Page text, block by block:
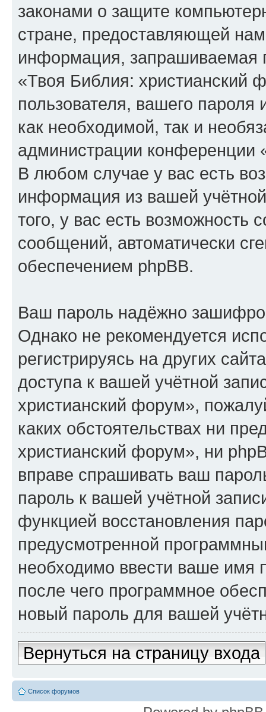
законами о защите
стране, предоставляющей
информация, запрашиваемая
«Твоя Библия: христианский
пользователя, вашего
как необходимой, так и
администрации конференции
В любом случае у вас есть
информация из вашей
того, у вас есть возможность
сообщений, автоматически
обеспечением phpBB.
Ваш пароль надёжно
Однако не рекомендуется
регистрируясь на других
доступа к вашей учётной
христианский форум»,
каких обстоятельствах ни
христианский форум», ни
вправе спрашивать ваш
пароль к вашей учётной
функцией восстановления
предусмотренной
необходимо ввести ваше имя
после чего программное
новый пароль для вашей
Вернуться на страницу входа
Список форумов